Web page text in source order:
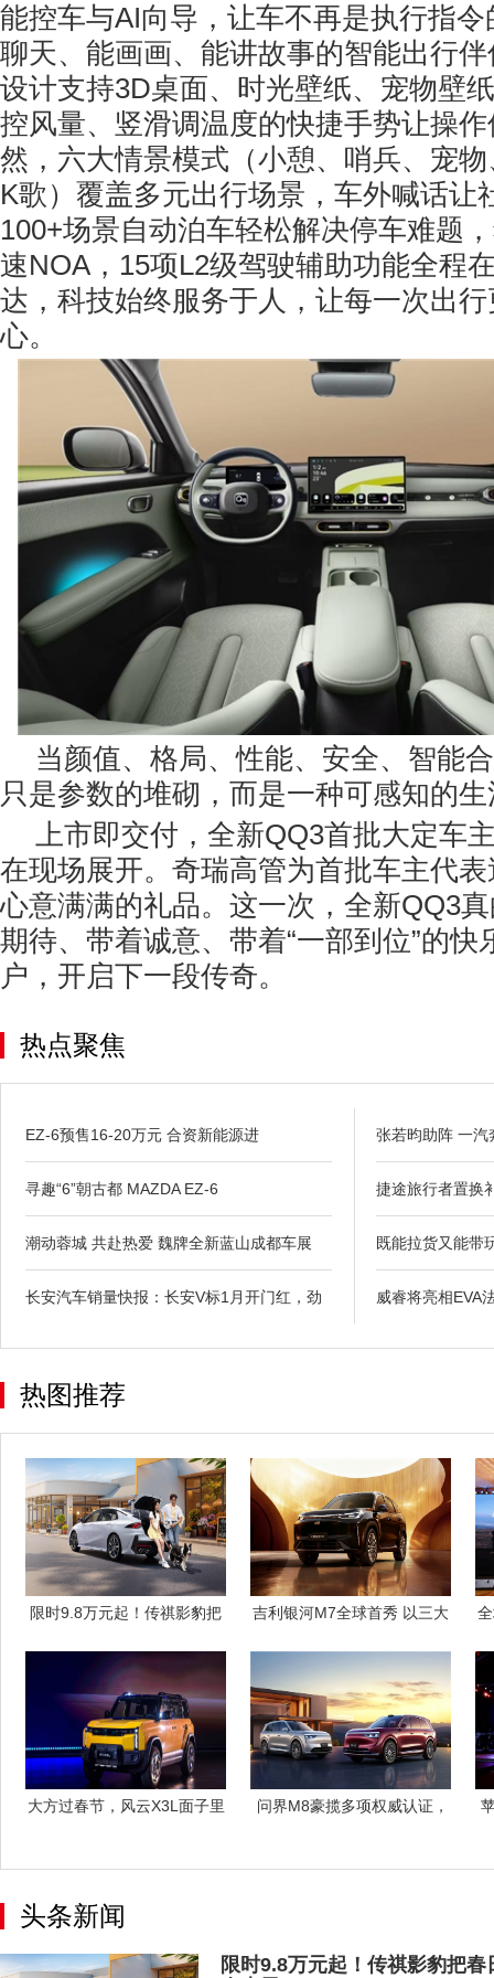
能控车与AI向导，让车不再是执行指
聊天、能画画、能讲故事的智能出行
设计支持3D桌面、时光壁纸、宠物壁
控风量、竖滑调温度的快捷手势让操
然，六大情景模式（小憩、哨兵、宠
K歌）覆盖多元出行场景，车外喊话让
100+场景自动泊车轻松解决停车难题
速NOA，15项L2级驾驶辅助功能全程
达，科技始终服务于人，让每一次出
心。
当颜值、格局、性能、安全、智能
只是参数的堆砌，而是一种可感知的
上市即交付，全新QQ3首批大定车
在现场展开。奇瑞高管为首批车主代
心意满满的礼品。这一次，全新QQ3
期待、带着诚意、带着“一部到位”的快
户，开启下一段传奇。
热点聚焦
EZ-6预售16-20万元 合资新能源进
寻趣“6”朝古都 MAZDA EZ-6
潮动蓉城 共赴热爱 魏牌全新蓝山成都车展
长安汽车销量快报：长安V标1月开门红，劲
张若昀助阵 一汽
捷途旅行者置换
既能拉货又能带
威睿将亮相EVA
热图推荐
限时9.8万元起！传祺影豹把
吉利银河M7全球首秀 以三大
大方过春节，风云X3L面子里
​ 问界M8豪揽多项权威认证，
头条新闻
限时9.8万元起！传祺影豹把